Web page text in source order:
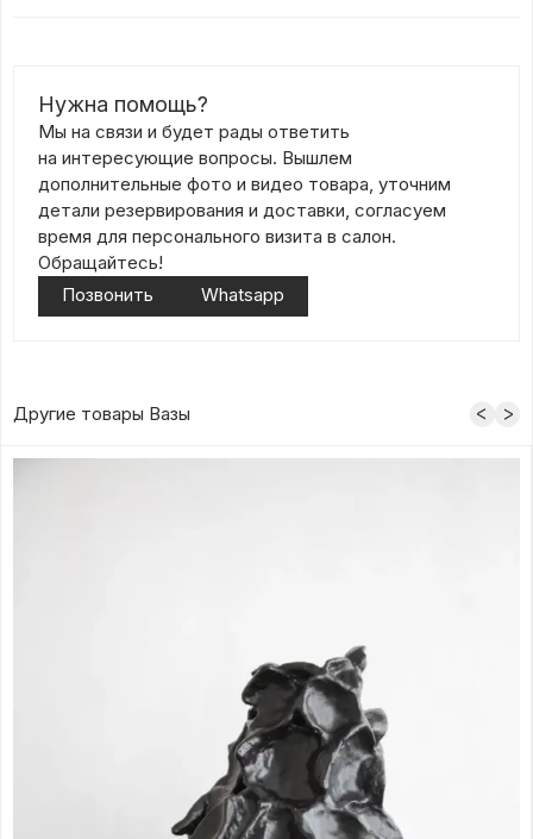
Нужна помощь?
Мы на связи и будет рады ответить
на интересующие вопросы. Вышлем
дополнительные фото и видео товара, уточним
детали резервирования и доставки, согласуем
время для персонального визита в салон.
Обращайтесь!
Позвонить
Whatsapp
Другие товары Вазы